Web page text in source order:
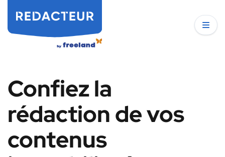
Confiez la
rédaction de vos
contenus